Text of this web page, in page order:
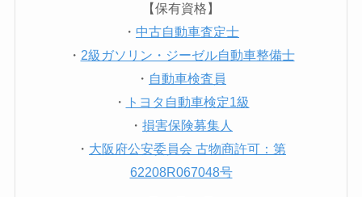
【保有資格】
・ 中古自動車査定士
・ 2級ガソリン・ジーゼル自動車整備士
・ 自動車検査員
・
トヨタ自動車検定1級
・ 損害保険募集人
・ 大阪府公安委員会 古物商許可：第
62208R067048号